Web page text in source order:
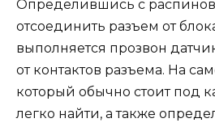
Определившись с
отсоединить разъем от
выполняется прозвон
от контактов разъема. На
который обычно стоит под
легко найти, а также